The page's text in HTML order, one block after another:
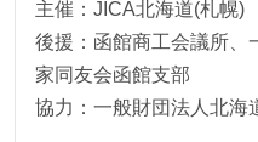
主催：JICA北海道(札幌)
後援：函館商工会議所、
家同友会函館支部
協力：一般財団法人北海